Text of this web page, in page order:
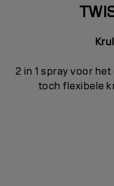
2 in 1 spray voor
toch flexibele